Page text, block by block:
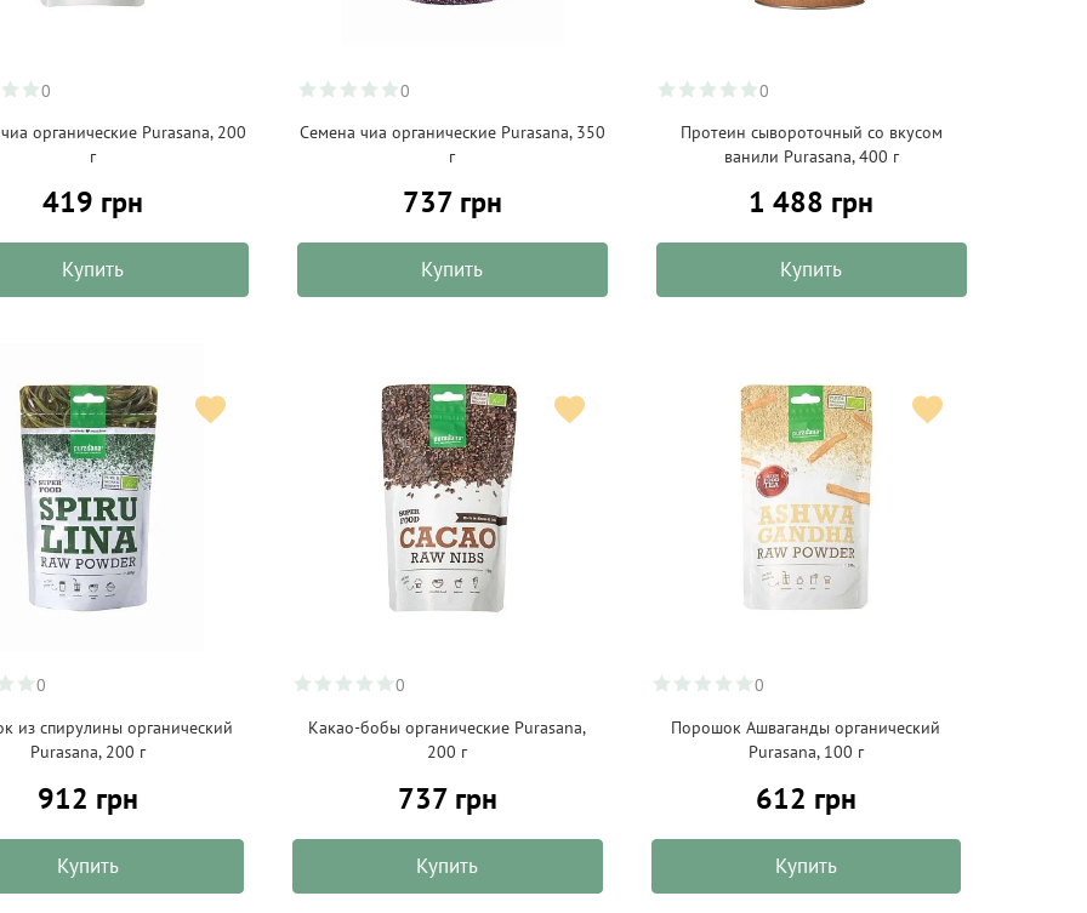
0
органические Purasana, 200
г
419 грн
Купить
0
Семена чиа органические Purasana, 350
г
737 грн
Купить
0
Протеин сывороточный со вкусом
ванили Purasana, 400 г
1 488 грн
Купить
0
из спирулины органический
Purasana, 200 г
912 грн
Купить
0
Какао-бобы органические Purasana,
200 г
737 грн
Купить
0
Порошок Ашваганды органический
Purasana, 100 г
612 грн
Купить